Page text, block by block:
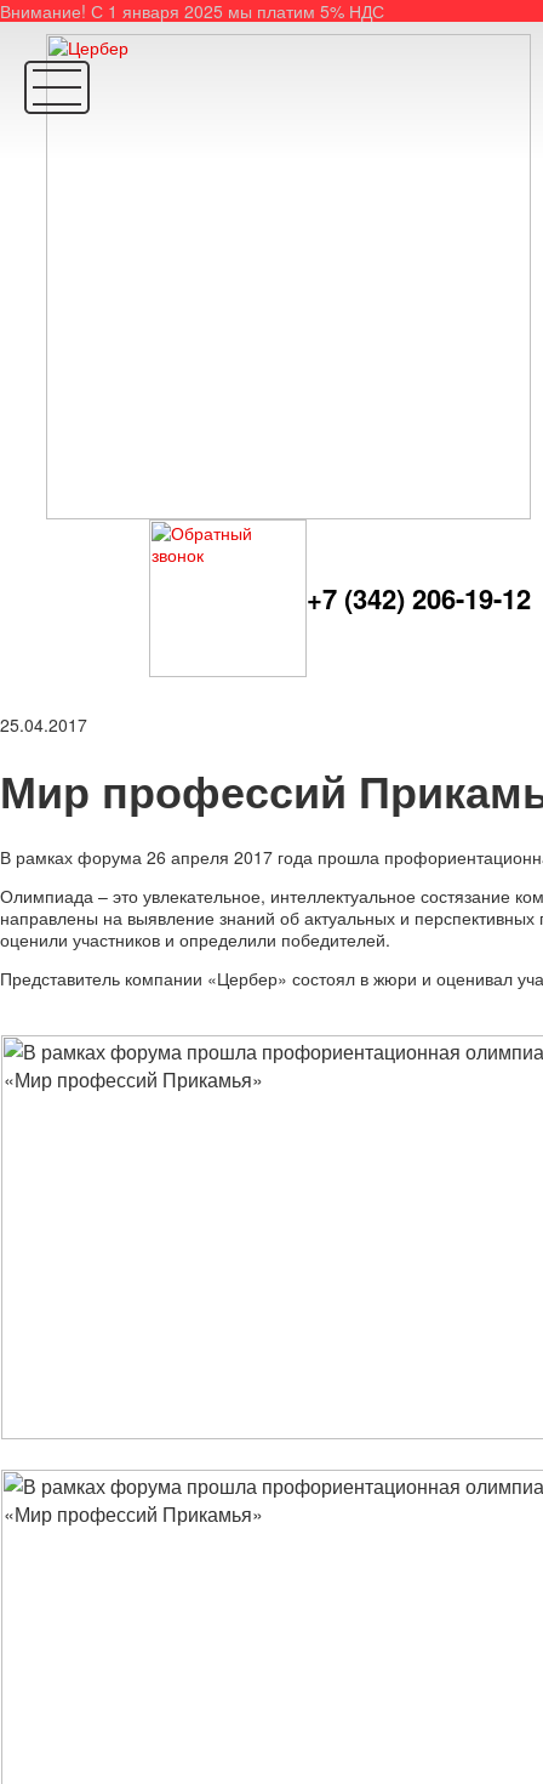
Внимание! С 1 января 2025 мы платим 5% НДС
+7 (342) 206-19-12
25.04.2017
Мир профессий
В рамках форума 26 апреля 2017 года прошла
Олимпиада – это увлекательное, интеллектуальное состязание
направлены на выявление знаний об актуальных и
оценили участников и определили победителей.
Представитель компании «Цербер» состоял в жюри и оценивал